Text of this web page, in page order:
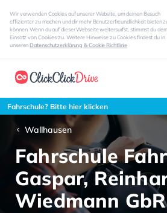
Wir verwenden Cookies auf unserer Website, um deinen Besuch
effizienter zu machen und dir mehr Benutzerfreundlichkeit bieten
können. Wenn du auf dieser Webseite weitersurfst, stimmst du dem
Einsatz von Cookies zu. Weitere Hinweise zu Cookies findest du in
unserenDatenschutzerklärung & Cookie Richtlinie
Fahrschule? Bitte hier klicken
Wallhausen
Fahrschule
Gaspar,
Wiedmann GbR